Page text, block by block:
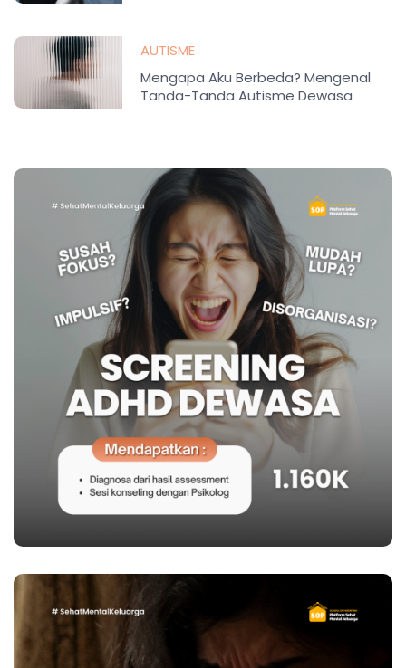
AUTISME
Mengapa Aku Berbeda? Mengenal
Tanda-Tanda Autisme Dewasa